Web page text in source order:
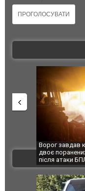
За 2000
Єкатеринбурзі
склад